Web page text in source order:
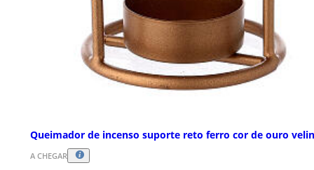
Queimador de incenso suporte reto ferro cor de ouro
A CHEGAR